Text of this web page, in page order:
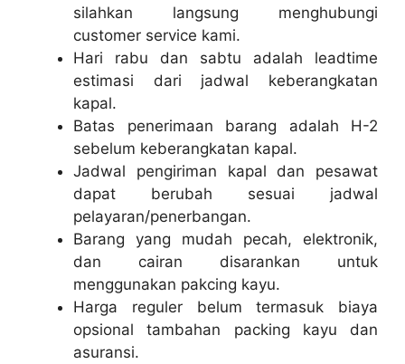
silahkan langsung menghubungi
customer service kami.
Hari rabu dan sabtu adalah leadtime
estimasi dari jadwal keberangkatan
kapal.
Batas penerimaan barang adalah H-2
sebelum keberangkatan kapal.
Jadwal pengiriman kapal dan pesawat
dapat berubah sesuai jadwal
pelayaran/penerbangan.
Barang yang mudah pecah, elektronik,
dan cairan disarankan untuk
menggunakan pakcing kayu.
Harga reguler belum termasuk biaya
opsional tambahan packing kayu dan
asuransi.